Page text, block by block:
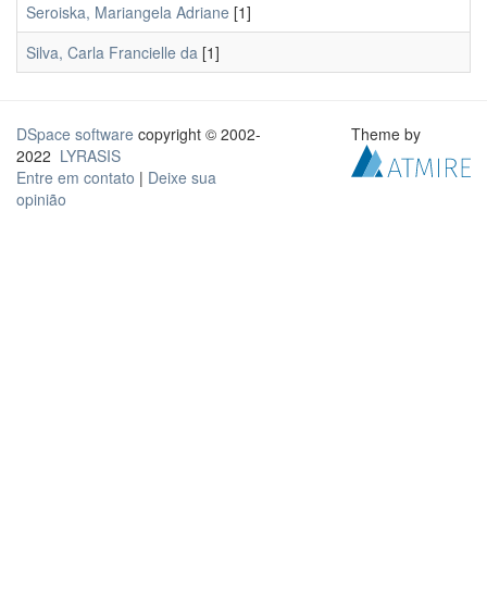
Seroiska, Mariangela Adriane [1]
Silva, Carla Francielle da [1]
DSpace software copyright © 2002-
2022 LYRASIS
Entre em contato | Deixe sua
opinião
Theme by